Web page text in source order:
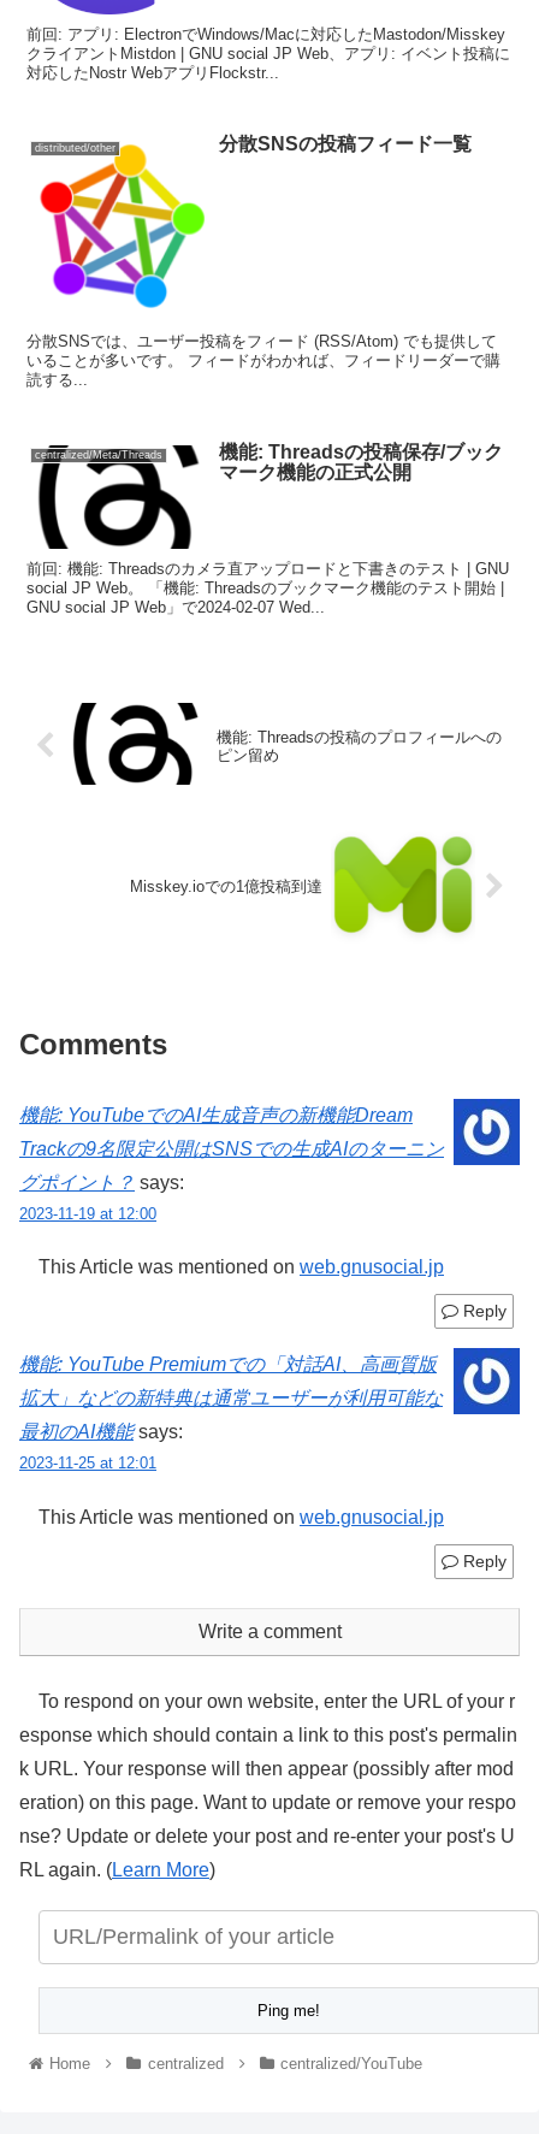
前回: アプリ: ElectronでWindows/Macに対応したMastodon/Misskey
クライアントMistdon | GNU social JP Web、アプリ: イベント投稿に
対応したNostr WebアプリFlockstr...
distributed/other 分散SNSの投稿フィード一覧
分散SNSでは、ユーザー投稿をフィード (RSS/Atom) でも提供して
いることが多いです。 フィードがわかれば、フィードリーダーで購
読する...
centralized/Meta/Threads
機能: Threadsの投稿保存/ブック
マーク機能の正式公開
前回: 機能: Threadsのカメラ直アップロードと下書きのテスト | GNU
social JP Web。 「機能: Threadsのブックマーク機能のテスト開始 |
GNU social JP Web」で2024-02-07 Wed...
機能: Threadsの投稿のプロフィールへの
ピン留め
Misskey.ioでの1億投稿到達
Comments
機能: YouTubeでのAI生成音声の新機能Dream
Trackの9名限定公開はSNSでの生成AIのターニン
グポイント？ says:
2023-11-19 at 12:00
This Article was mentioned on web.gnusocial.jp
Reply
機能: YouTube Premiumでの「対話AI、高画質版
拡大」などの新特典は通常ユーザーが利用可能な
最初のAI機能 says:
2023-11-25 at 12:01
This Article was mentioned on web.gnusocial.jp
Reply
Write a comment
To respond on your own website, enter the URL of your r
esponse which should contain a link to this post's permalin
k URL. Your response will then appear (possibly after mod
eration) on this page. Want to update or remove your respo
nse? Update or delete your post and re-enter your post's U
RL again. (Learn More)
Home centralized centralized/YouTube